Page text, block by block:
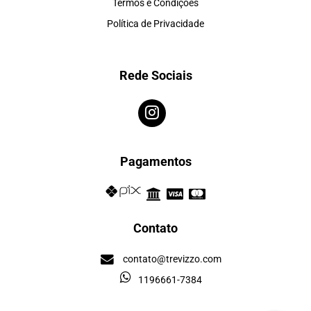
Termos e Condições
Política de Privacidade
Rede Sociais
Pagamentos
Contato
contato@trevizzo.com
1196661-7384